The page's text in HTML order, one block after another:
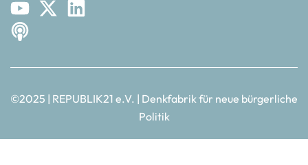
©2025 | REPUBLIK21 e.V. | Denkfabrik für neue bürgerliche
Politik